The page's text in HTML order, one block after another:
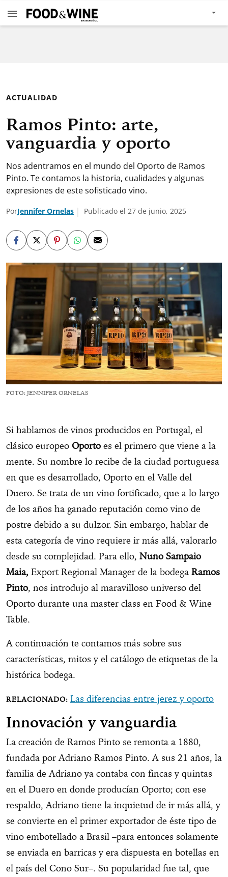
ACTUALIDAD
Ramos Pinto: arte,
vanguardia y oporto
Nos adentramos en el mundo del Oporto de Ramos
Pinto. Te contamos la historia, cualidades y algunas
expresiones de este sofisticado vino.
PorJennifer Ornelas Publicado el 27 de junio, 2025
FOTO: JENNIFER ORNELAS
Si hablamos de vinos producidos en Portugal, el
clásico europeo Oporto es el primero que viene a la
mente. Su nombre lo recibe de la ciudad portuguesa
en que es desarrollado, Oporto en el Valle del
Duero. Se trata de un vino fortificado, que a lo largo
de los años ha ganado reputación como vino de
postre debido a su dulzor. Sin embargo, hablar de
esta categoría de vino requiere ir más allá, valorarlo
desde su complejidad. Para ello, Nuno Sampaio
Maia, Export Regional Manager de la bodega Ramos
Pinto, nos introdujo al maravilloso universo del
Oporto durante una master class en Food & Wine
Table.
A continuación te contamos más sobre sus
características, mitos y el catálogo de etiquetas de la
histórica bodega.
Las diferencias entre jerez y oporto
Innovación y vanguardia
La creación de Ramos Pinto se remonta a 1880,
fundada por Adriano Ramos Pinto. A sus 21 años, la
familia de Adriano ya contaba con fincas y quintas
en el Duero en donde producían Oporto; con ese
respaldo, Adriano tiene la inquietud de ir más allá, y
se convierte en el primer exportador de éste tipo de
vino embotellado a Brasil –para entonces solamente
se enviada en barricas y era dispuesta en botellas en
el país del Cono Sur–. Su popularidad fue tal, que